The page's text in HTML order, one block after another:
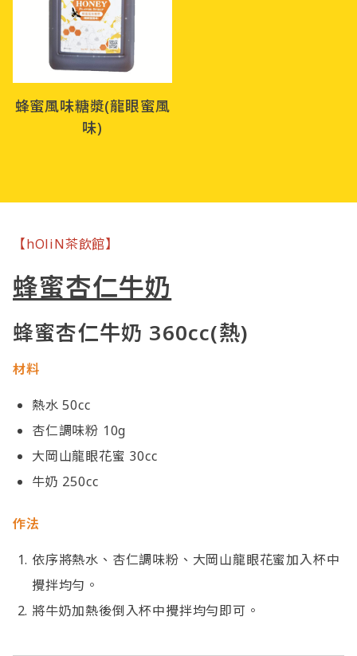
蜂蜜風味糖漿(龍眼蜜風
味)
【hOliN茶飲館】
蜂蜜杏仁牛奶
蜂蜜杏仁牛奶 360cc(熱)
材料
熱水 50cc
杏仁調味粉 10g
大岡山龍眼花蜜 30cc
牛奶 250cc
作法
依序將熱水、杏仁調味粉、大岡山龍眼花蜜加入杯中
攪拌均勻。
將牛奶加熱後倒入杯中攪拌均勻即可。